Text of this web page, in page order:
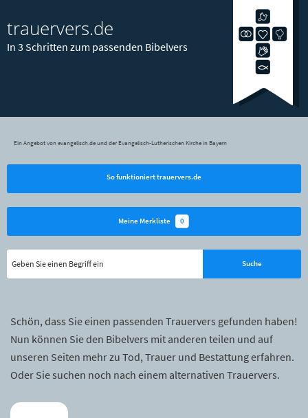
trauervers.de
In 3 Schritten zum passenden Bibelvers
Ein Angebot von evangelisch.de und der Evangelisch-Lutherischen Kirche in Bayern
So funktioniert trauervers.de
Meine Merkliste 0
Schön, dass Sie einen passenden Trauervers gefunden haben!
Nun können Sie den Bibelvers mit anderen teilen und auf
unseren Seiten mehr zu Tod, Trauer und Bestattung erfahren.
Oder Sie suchen noch nach einem alternativen Trauervers.